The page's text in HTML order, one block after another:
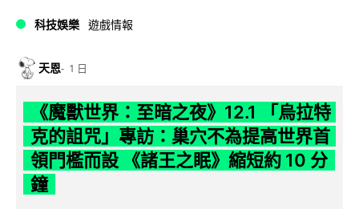
科技娛樂 遊戲情報
天恩 1 日
《魔獸世界：至暗之夜》12.1 「烏拉特
克的詛咒」專訪：巢穴不為提高世界首
領門檻而設 《諸王之眠》縮短約 10 分
鐘